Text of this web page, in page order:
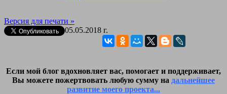
Версия для печати »
05.05.2018 г.
Если мой блог вдохновляет вас, помогает и поддерживает,
Вы можете пожертвовать любую сумму на дальнейшее
развитие моего проекта...